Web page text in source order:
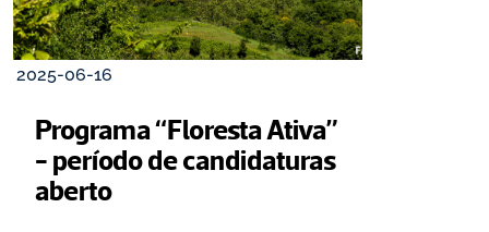
2025-06-16
Programa “Floresta Ativa”
- período de candidaturas
aberto